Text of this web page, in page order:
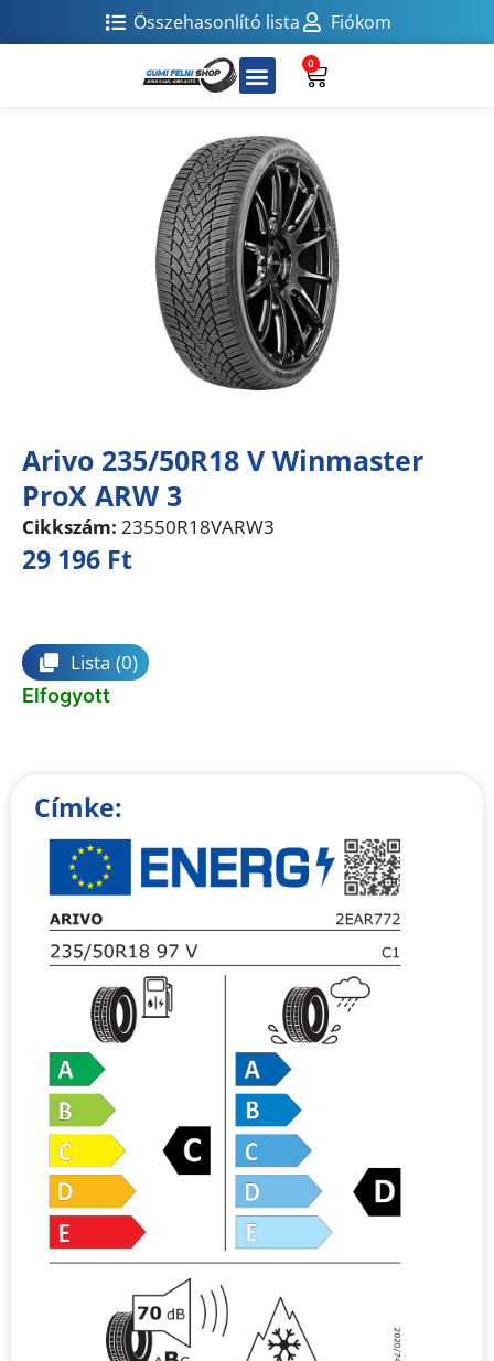
Összehasonlító lista Fiókom
0
Arivo 235/50R18 V Winmaster
ProX ARW 3
Cikkszám: 23550R18VARW3
29 196 Ft
Lista (0)
Elfogyott
Címke: